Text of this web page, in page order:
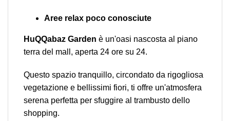
Aree relax poco conosciute
HuQQabaz Garden è un'oasi nascosta al piano
terra del mall, aperta 24 ore su 24.
Questo spazio tranquillo, circondato da rigogliosa
vegetazione e bellissimi fiori, ti offre un'atmosfera
serena perfetta per sfuggire al trambusto dello
shopping.